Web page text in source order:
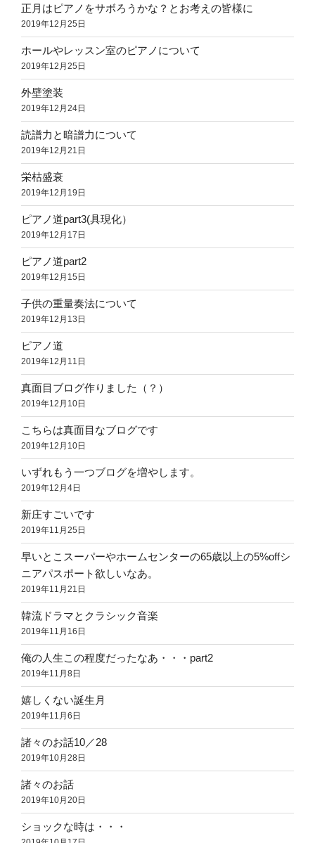
正月はピアノをサボろうかな？とお考えの皆様に
2019年12月25日
ホールやレッスン室のピアノについて
2019年12月25日
外壁塗装
2019年12月24日
読譜力と暗譜力について
2019年12月21日
栄枯盛衰
2019年12月19日
ピアノ道part3(具現化）
2019年12月17日
ピアノ道part2
2019年12月15日
子供の重量奏法について
2019年12月13日
ピアノ道
2019年12月11日
真面目ブログ作りました（？）
2019年12月10日
こちらは真面目なブログです
2019年12月10日
いずれもう一つブログを増やします。
2019年12月4日
新庄すごいです
2019年11月25日
早いとこスーパーやホームセンターの65歳以上の5%offシ
ニアパスポート欲しいなあ。
2019年11月21日
韓流ドラマとクラシック音楽
2019年11月16日
俺の人生この程度だったなあ・・・part2
2019年11月8日
嬉しくない誕生月
2019年11月6日
諸々のお話10／28
2019年10月28日
諸々のお話
2019年10月20日
ショックな時は・・・